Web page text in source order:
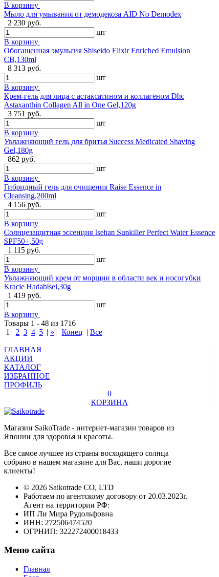
В корзину
Мыло для умывания от демодекоза AID No Demodex
2 230 руб.
шт
В корзину
Обогащенная эмульсия Shiseido Elixir Enriched Emulsion
CB,130ml
8 313 руб.
шт
В корзину
Крем-гель для лица с астаксатином и коллагеном Dhc
Astaxanthin Collagen All in One Gel,120g
3 751 руб.
шт
В корзину
Увлажняющий гель для бритья Success Medicated Shaving
Gel,180g
862 руб.
шт
В корзину
Гибридный гель для очищения Raise Essence in
Cleansing,200ml
4 156 руб.
шт
В корзину
Солнцезащитная эссенция Isehan Sunkiller Perfect Water Essence
SPF50+,50g
1 115 руб.
шт
В корзину
Увлажняющий крем от морщин в области век и носогубки
Kracie Hadabisei,30g
1 419 руб.
шт
В корзину
Товары 1 - 48 из 1716
1
2 3 4 5 | » | Конец | Все
ГЛАВНАЯ
АКЦИИ
КАТАЛОГ
ИЗБРАННОЕ
ПРОФИЛЬ
0
КОРЗИНА
Магазин SaikoTrade - интернет-магазин товаров из
Японии для здоровья и красоты.
Все самое лучшее из страны восходящего солнца
собрано в нашем магазине для Вас, наши дорогие
клиенты!
© 2026 Saikotrade CO, LTD
Работаем по агентскому договору от 20.03.2023г.
Агент на территории РФ:
ИП Ли Мира Рудольфовна
ИНН: 272506474520
ОГРНИП: 322272400018433
Меню сайта
Главная